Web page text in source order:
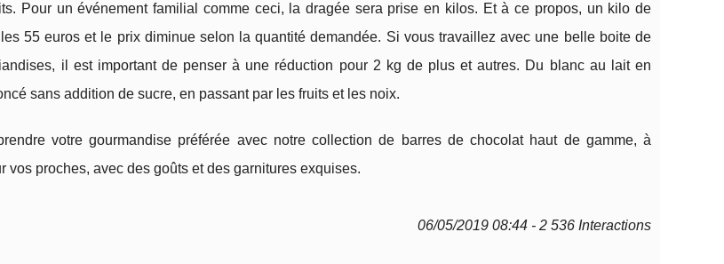
Pour un événement familial comme ceci, la dragée sera prise en kilos. Et à ce propos, un kilo de
55 euros et le prix diminue selon la quantité demandée. Si vous travaillez avec une belle boite de
il est important de penser à une réduction pour 2 kg de plus et autres. Du blanc au lait en
sans addition de sucre, en passant par les fruits et les noix.
votre gourmandise préférée avec notre collection de barres de chocolat haut de gamme, à
vos proches, avec des goûts et des garnitures exquises.
06/05/2019 08:44 - 2 536 Interactions